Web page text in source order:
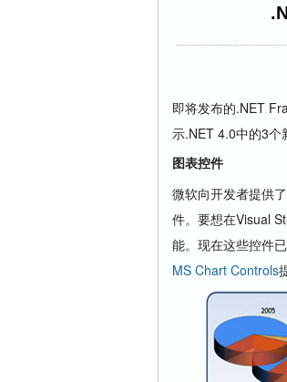
即将发布的.NET
示.NET 4.0中的3个
图表控件
微软向开发者提供
件。要想在Visual
能。现在这些控件
MS Chart Controls